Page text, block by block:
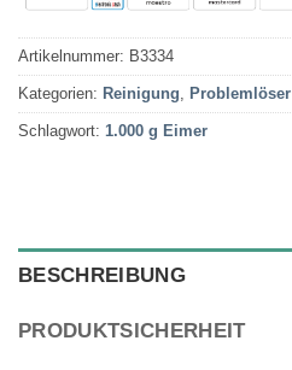
Artikelnummer: B3334
Kategorien: Reinigung Problemlöser
Schlagwort: 1.000 g Eimer
BESCHREIBUNG
PRODUKTSICHERHEIT